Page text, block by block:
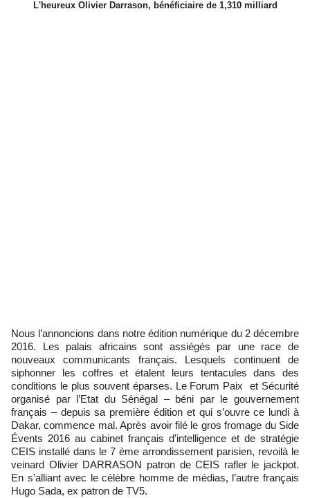
L'heureux Olivier Darrason, bénéficiaire de 1,310 milliard
Nous l’annoncions dans notre édition numérique du 2 décembre
2016. Les palais africains sont assiégés par une race de
nouveaux communicants français. Lesquels continuent de
siphonner les coffres et étalent leurs tentacules dans des
conditions le plus souvent éparses. Le Forum Paix et Sécurité
organisé par l’Etat du Sénégal – béni par le gouvernement
français – depuis sa première édition et qui s’ouvre ce lundi à
Dakar, commence mal. Après avoir filé le gros fromage du Side
Évents 2016 au cabinet français d’intelligence et de stratégie
CEIS installé dans le 7 ème arrondissement parisien, revoilà le
veinard Olivier DARRASON patron de CEIS rafler le jackpot.
En s’alliant avec le célèbre homme de médias, l’autre français
Hugo Sada, ex patron de TV5.